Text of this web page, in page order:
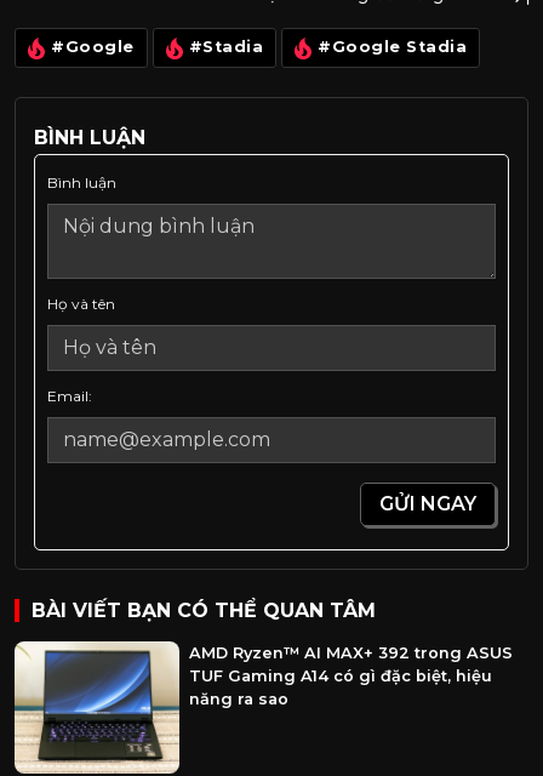
#Google #Stadia #Google Stadia
BÌNH LUẬN
Bình luận
Họ và tên
Email:
GỬI NGAY
BÀI VIẾT BẠN CÓ THỂ QUAN TÂM
AMD Ryzen™ AI MAX+ 392 trong ASUS
TUF Gaming A14 có gì đặc biệt, hiệu
năng ra sao